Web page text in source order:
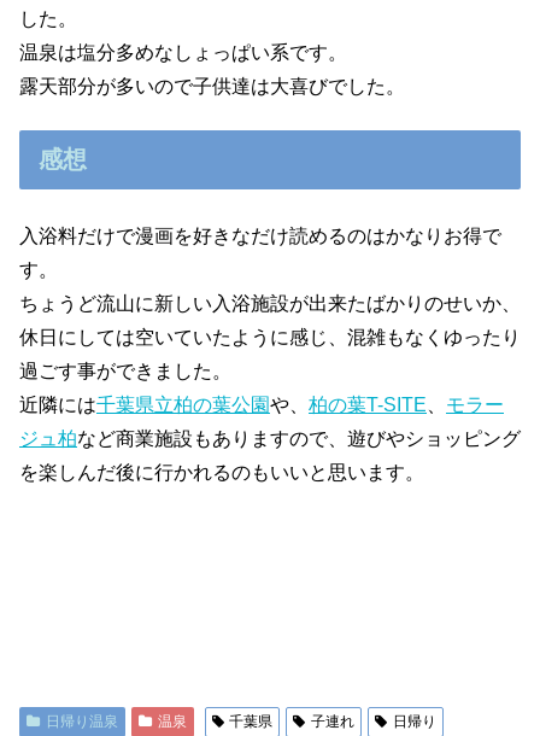
した。
温泉は塩分多めなしょっぱい系です。
露天部分が多いので子供達は大喜びでした。
感想
入浴料だけで漫画を好きなだけ読めるのはかなりお得で
す。
ちょうど流山に新しい入浴施設が出来たばかりのせいか、
休日にしては空いていたように感じ、混雑もなくゆったり
過ごす事ができました。
近隣には千葉県立柏の葉公園や、 柏の葉T-SITE
モラー
ジュ柏など商業施設もありますので、遊びやショッピング
を楽しんだ後に行かれるのもいいと思います。
日帰り温泉 温泉 千葉県 子連れ 日帰り